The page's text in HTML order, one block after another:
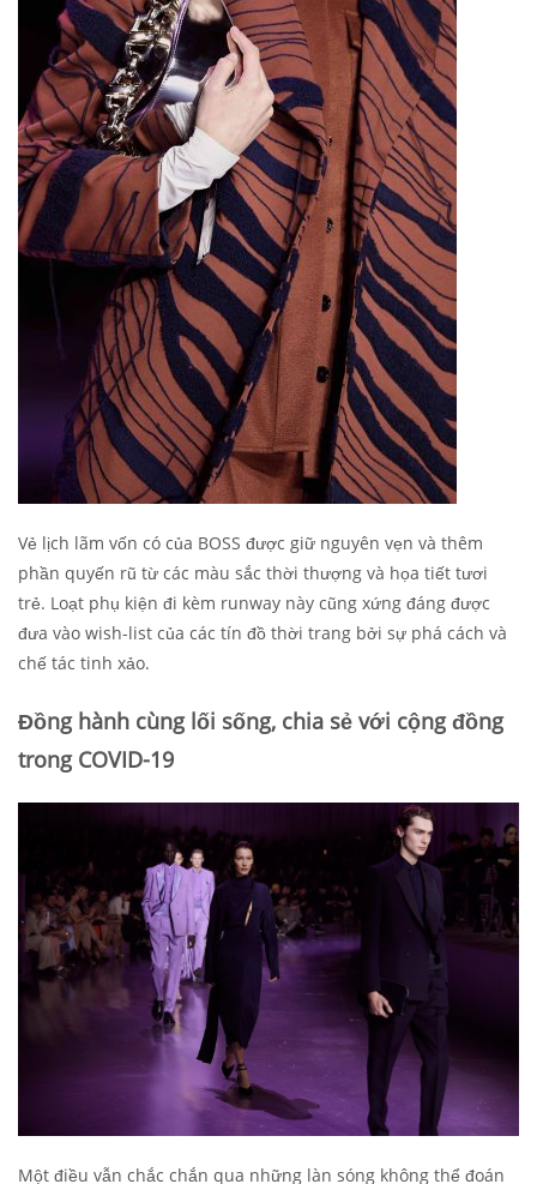
Vẻ lịch lãm vốn có của BOSS được giữ nguyên vẹn và thêm
phần quyến rũ từ các màu sắc thời thượng và họa tiết tươi
trẻ. Loạt phụ kiện đi kèm runway này cũng xứng đáng được
đưa vào wish-list của các tín đồ thời trang bởi sự phá cách và
chế tác tinh xảo.
Đồng hành cùng lối sống, chia sẻ với cộng đồng
trong COVID-19
Một điều vẫn chắc chắn qua những làn sóng không thể đoán